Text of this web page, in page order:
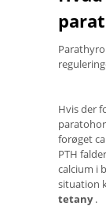
Hvis der
forøget
PTH
calcium i
situation
tetany.